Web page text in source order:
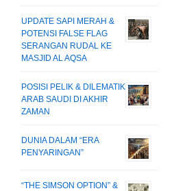
UPDATE SAPI MERAH &
POTENSI FALSE FLAG
SERANGAN RUDAL KE
MASJID AL AQSA
POSISI PELIK & DILEMATIK
ARAB SAUDI DI AKHIR
ZAMAN
DUNIA DALAM “ERA
PENYARINGAN”
“THE SIMSON OPTION” &